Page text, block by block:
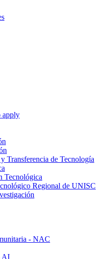
apply
Transferencia de Tecnología
Tecnológica
Regional de UNISC
- NAC
AI